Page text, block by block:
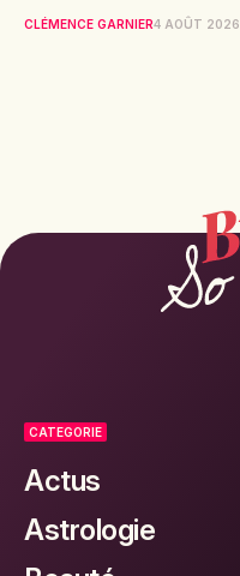
CLÉMENCE GARNIER4 AOÛT 2026
CATEGORIE
Actus
Astrologie